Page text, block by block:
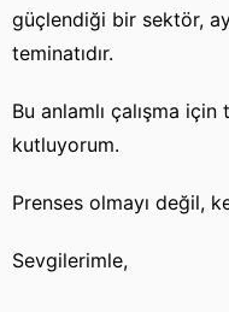
güçlendiği bir sektör,
teminatıdır.
Bu anlamlı çalışma
kutluyorum.
Prenses olmayı değil,
Sevgilerimle,